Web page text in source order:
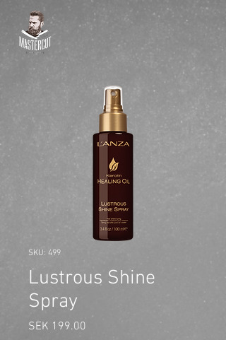
SKU: 499
Lustrous Shine
Spray
SEK 199.00